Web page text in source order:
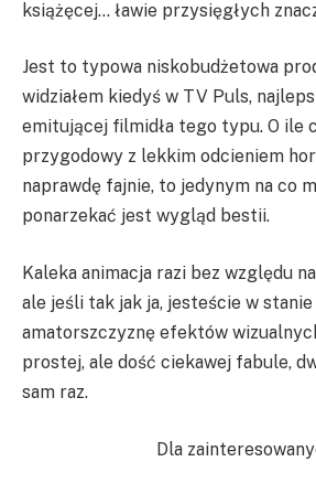
książęcej… ławie przysięgłych
Jest to typowa niskobudżetowa
widziałem kiedyś w TV Puls,
emitującej filmidła tego typu. O ile
przygodowy z lekkim odcieniem
naprawdę fajnie, to jedynym na co
ponarzekać jest wygląd bestii.
Kaleka animacja razi bez względu
ale jeśli tak jak ja, jesteście w
amatorszczyznę efektów
prostej, ale dość ciekawej fabule,
sam raz.
Dla